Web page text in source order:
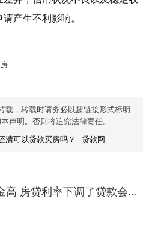
产生不利影响。
载，转载时请务必以超链接形式标明
声明。否则将追究法律责任。
清可以贷款买房吗？ -贷款网
房贷为什么利息比本金高 房贷利率下调了贷款会下调吗